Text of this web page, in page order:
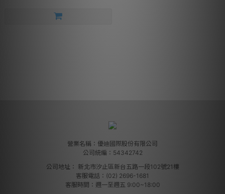
營業名稱：優迪國際股份有限公司
公司統編：54342742
公司地址： 新北市汐止區新台五路一段102號21樓
客服電話：(02) 2696-1681
客服時間：週一至週五 9:00~18:00